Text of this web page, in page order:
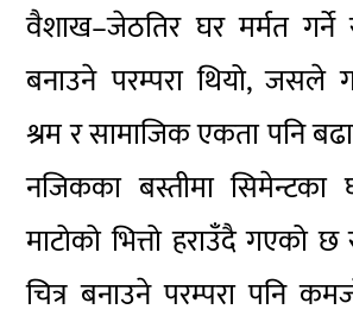
वैशाख–जेठतिर घर मर्मत गर्ने र
बनाउने परम्परा थियो, जसले
श्रम र सामाजिक एकता पनि
नजिकका बस्तीमा
माटोको भित्तो हराउँदै गएको
चित्र बनाउने परम्परा पनि